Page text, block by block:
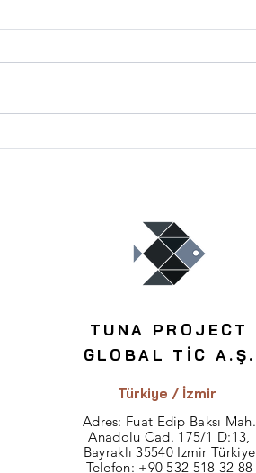
TUNA PROJECT
GLOBAL TİC A.Ş.
Türkiye / İzmir
Adres: Fuat Edip Baksı Mah.
Anadolu Cad. 175/1 D:13,
Bayraklı 35540 Izmir Türkiye
Telefon: +90 532 518 32 88